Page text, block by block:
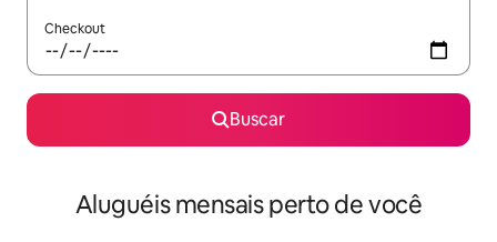
Checkout
Buscar
Aluguéis mensais perto de você